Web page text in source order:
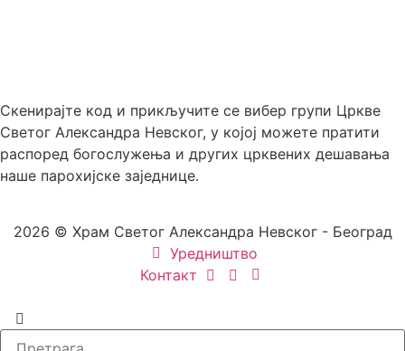
Скенирајте код и прикључите се вибер групи Цркве
Светог Александра Невског, у којој можете пратити
распоред богослужења и других црквених дешавања
наше парохијске заједнице.
2026 © Храм Светог Александра Невског - Београд
Уредништво
Контакт